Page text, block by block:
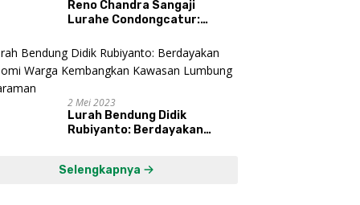
Reno Chandra Sangaji
Lurahe Condongcatur:
Proses, Dengarkan Suara
Masyarakat, dan Syukuri
Hasil
2 Mei 2023
Lurah Bendung Didik
Rubiyanto: Berdayakan
Mataraman
Selengkapnya